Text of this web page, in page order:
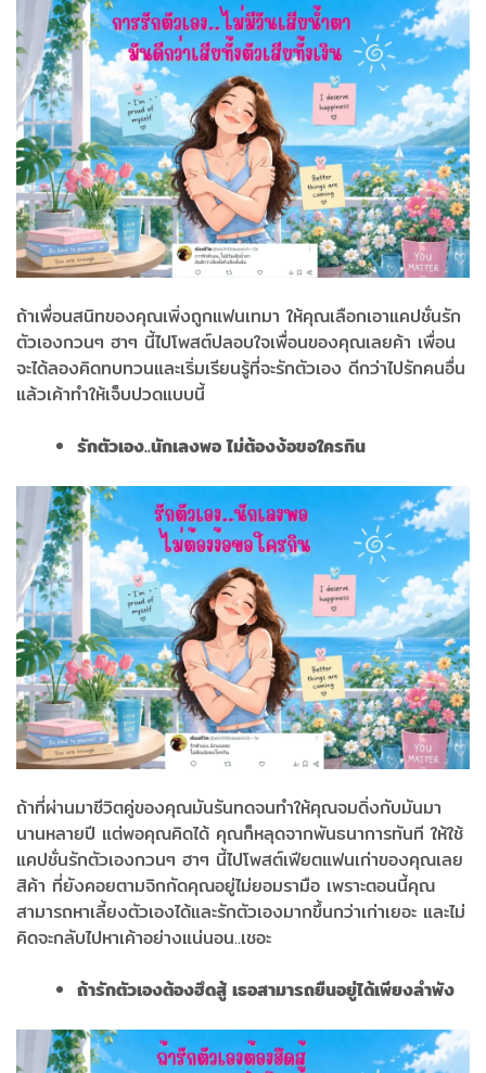
ถ้าเพื่อนสนิทของคุณเพิ่งถูกแฟนเทมา ให้คุณเลือกเอาแคปชั่นรัก
ตัวเองกวนๆ ฮาๆ นี้ไปโพสต์ปลอบใจเพื่อนของคุณเลยค้า เพื่อน
จะได้ลองคิดทบทวนและเริ่มเรียนรู้ที่จะรักตัวเอง ดีกว่าไปรักคนอื่น
แล้วเค้าทำให้เจ็บปวดแบบนี้
รักตัวเอง..นักเลงพอ ไม่ต้องง้อขอใครกิน
ถ้าที่ผ่านมาชีวิตคู่ของคุณมันรันทดจนทำให้คุณจมดิ่งกับมันมา
นานหลายปี แต่พอคุณคิดได้ คุณก็หลุดจากพันธนาการทันที ให้ใช้
แคปชั่นรักตัวเองกวนๆ ฮาๆ นี้ไปโพสต์เฟียตแฟนเก่าของคุณเลย
สิค้า ที่ยังคอยตามจิกกัดคุณอยู่ไม่ยอมรามือ เพราะตอนนี้คุณ
สามารถหาเลี้ยงตัวเองได้และรักตัวเองมากขึ้นกว่าเก่าเยอะ และไม่
คิดจะกลับไปหาเค้าอย่างแน่นอน..เชอะ
ถ้ารักตัวเองต้องฮึดสู้ เธอสามารถยืนอยู่ได้เพียงลำพัง